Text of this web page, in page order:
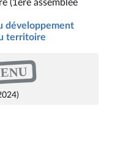
(1ère assemblée
développement
territoire